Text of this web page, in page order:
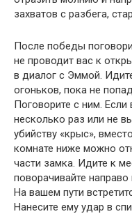
захватов с разбега,
После победы
не проводит вас к
в диалог с Эммой.
огоньков, пока не
Поговорите с ним.
несколько раз или не
убийству «крыс»,
комнате ниже можно
части замка. Идите к
поворачивайте
На вашем пути
Нанесите ему удар в